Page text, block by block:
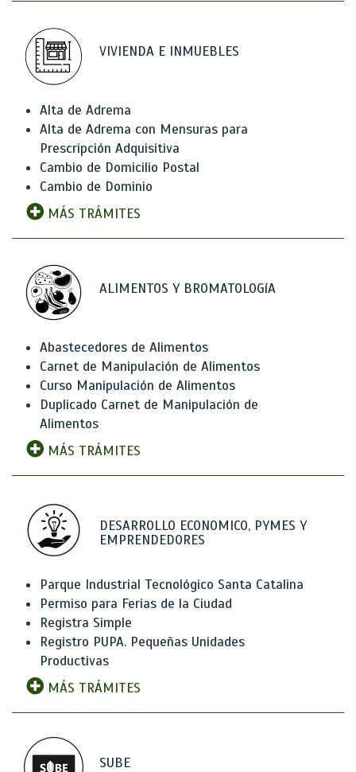
VIVIENDA E INMUEBLES
Alta de Adrema
Alta de Adrema con Mensuras para
Prescripción Adquisitiva
Cambio de Domicilio Postal
Cambio de Dominio
MÁS TRÁMITES
ALIMENTOS Y BROMATOLOGíA
Abastecedores de Alimentos
Carnet de Manipulación de Alimentos
Curso Manipulación de Alimentos
Duplicado Carnet de Manipulación de
Alimentos
MÁS TRÁMITES
DESARROLLO ECONOMICO, PYMES Y
EMPRENDEDORES
Parque Industrial Tecnológico Santa Catalina
Permiso para Ferias de la Ciudad
Registra Simple
Registro PUPA. Pequeñas Unidades
Productivas
MÁS TRÁMITES
SUBE